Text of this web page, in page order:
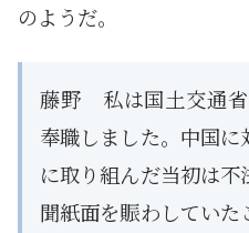
のようだ。
藤野 私は国土交通
奉職しました。中国
に取り組んだ当初は
聞紙面を賑わしてい